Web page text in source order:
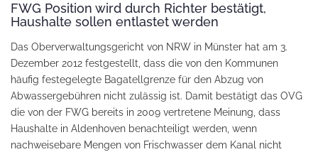
FWG Position wird durch Richter bestätigt,
Haushalte sollen entlastet werden
Das Oberverwaltungsgericht von NRW in Münster hat am 3.
Dezember 2012 festgestellt, dass die von den Kommunen
häufig festegelegte Bagatellgrenze für den Abzug von
Abwassergebühren nicht zulässig ist. Damit bestätigt das OVG
die von der FWG bereits in 2009 vertretene Meinung, dass
Haushalte in Aldenhoven benachteiligt werden, wenn
nachweisebare Mengen von Frischwasser dem Kanal nicht